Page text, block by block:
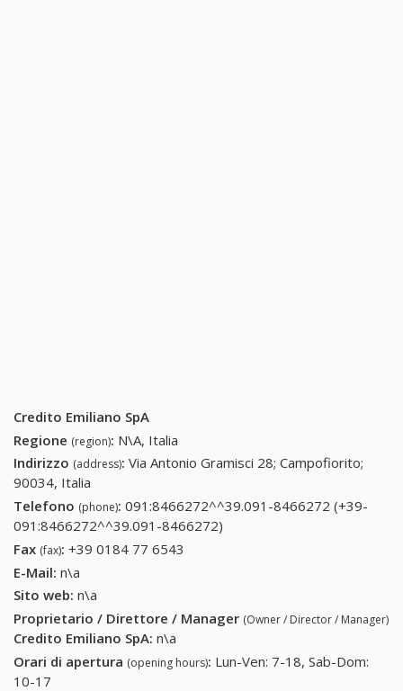
Credito Emiliano SpA
Regione (region): N\A, Italia
Indirizzo (address): Via Antonio Gramisci 28; Campofiorito;
90034, Italia
Telefono (phone): 091:8466272^^39.091-8466272 (+39-
091:8466272^^39.091-8466272)
Fax (fax): +39 0184 77 6543
E-Mail: n\a
Sito web: n\a
Proprietario / Direttore / Manager (Owner / Director / Manager)
Credito Emiliano SpA: n\a
Orari di apertura (opening hours): Lun-Ven: 7-18, Sab-Dom:
10-17